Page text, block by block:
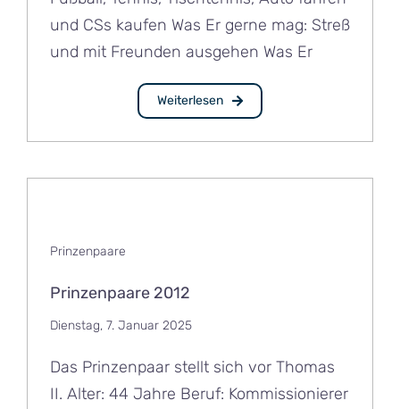
und CSs kaufen Was Er gerne mag: Streß
und mit Freunden ausgehen Was Er
Weiterlesen
Prinzenpaare
Prinzenpaare 2012
Dienstag, 7. Januar 2025
Das Prinzenpaar stellt sich vor Thomas
II. Alter: 44 Jahre Beruf: Kommissionierer